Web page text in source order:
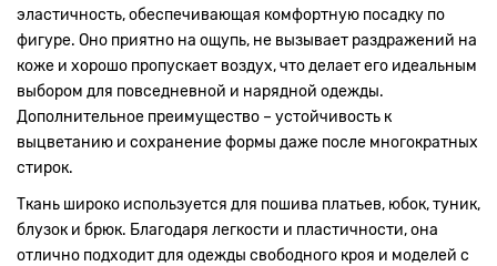
эластичность, обеспечивающая комфортную посадку по
фигуре. Оно приятно на ощупь, не вызывает раздражений на
коже и хорошо пропускает воздух, что делает его идеальным
выбором для повседневной и нарядной одежды.
Дополнительное преимущество – устойчивость к
выцветанию и сохранение формы даже после многократных
стирок.
Ткань широко используется для пошива платьев, юбок, туник,
блузок и брюк. Благодаря легкости и пластичности, она
отлично подходит для одежды свободного кроя и моделей с